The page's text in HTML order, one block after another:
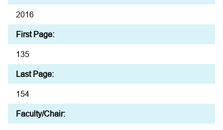
2016
First Page:
135
Last Page:
154
Faculty/Chair: